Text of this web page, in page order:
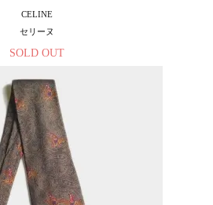
CELINE
セリーヌ
SOLD OUT